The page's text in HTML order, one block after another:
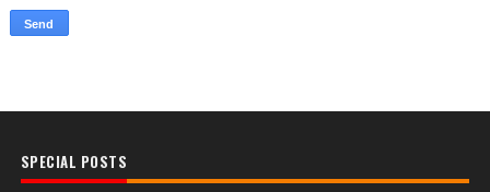
SPECIAL POSTS